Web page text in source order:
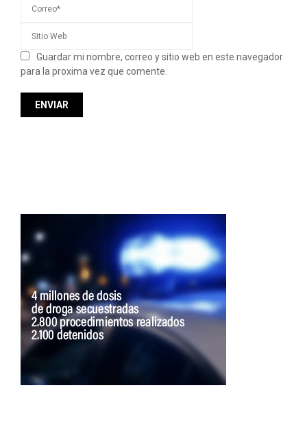
Guardar mi nombre, correo y sitio web en este navegador
para la proxima vez que comente.